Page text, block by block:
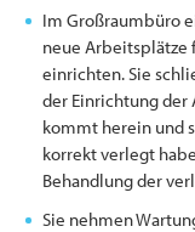
Im Großraumbüro
neue Arbeitsplätze
einrichten. Sie
der Einrichtung
kommt herein und
korrekt verlegt
Behandlung der
Sie nehmen